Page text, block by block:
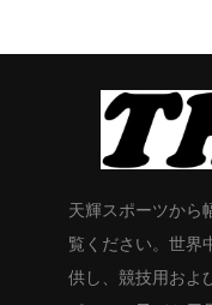
天輝スポーツから
覧ください。世界
供し、競技用およ